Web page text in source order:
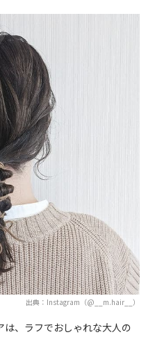
出典：Instagram（@__m.hair__）
、ラフでおしゃれな大人の